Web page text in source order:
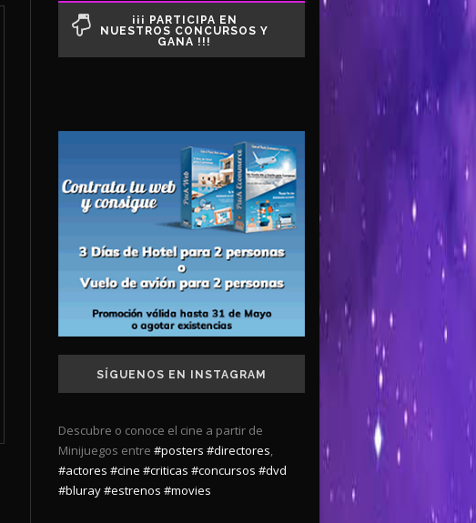
¡¡¡ PARTICIPA EN
NUESTROS CONCURSOS Y
GANA !!!
SÍGUENOS EN INSTAGRAM
Descubre o conoce el cine a partir de
Minijuegos entre #posters #directores,
#actores #cine #criticas #concursos #dvd
#bluray#estrenos #movies